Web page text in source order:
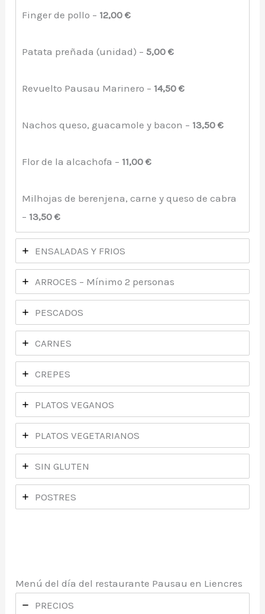
Finger de pollo – 12,00 €
Patata preñada (unidad) –5,00 €
Revuelto Pausau Marinero – 14,50 €
Nachos queso, guacamole y bacon – 13,50 €
Flor de la alcachofa – 11,00 €
Milhojas de berenjena, carne y queso de cabra
– 13,50 €
ENSALADAS Y FRIOS
ARROCES – Mínimo 2 personas
PESCADOS
CARNES
CREPES
PLATOS VEGANOS
PLATOS VEGETARIANOS
SIN GLUTEN
POSTRES
Menú del día del restaurante Pausau en Liencres
PRECIOS